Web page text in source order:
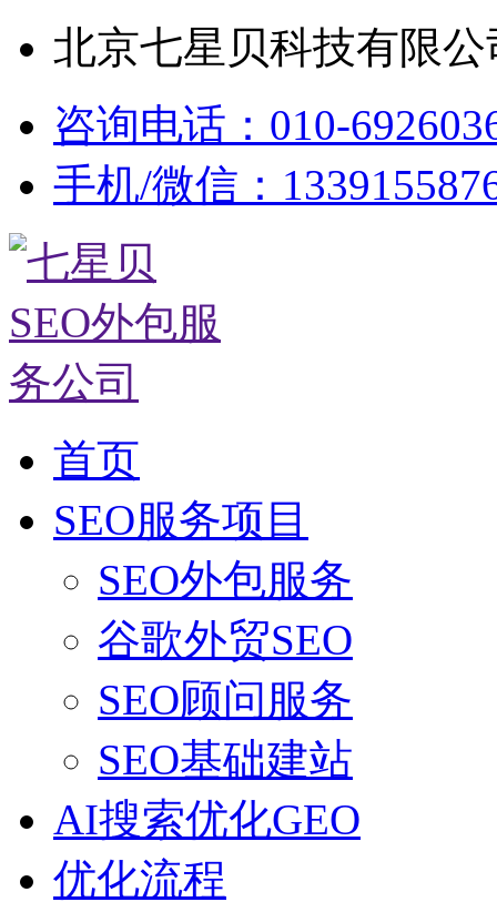
北京七星贝科技有限
咨询电话：010-
手机/微信：
首页
SEO服务项目
SEO外包服务
谷歌外贸SEO
SEO顾问服务
SEO基础建站
AI搜索优化GEO
优化流程